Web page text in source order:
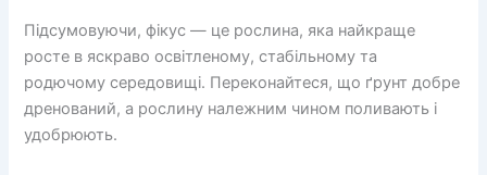
Підсумовуючи, фікус — це рослина, яка найкраще
росте в яскраво освітленому, стабільному та
родючому середовищі. Переконайтеся, що ґрунт добре
дренований, а рослину належним чином поливають і
удобрюють.